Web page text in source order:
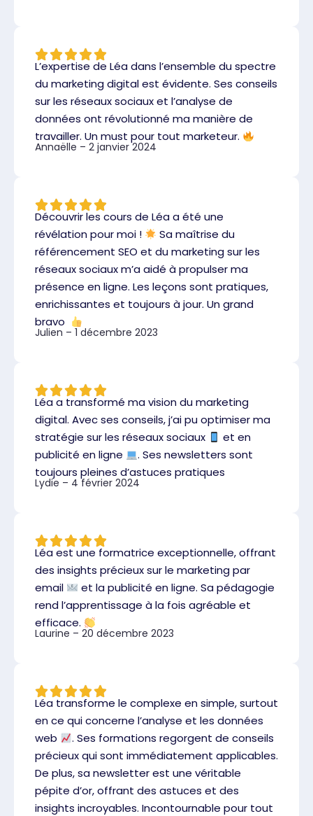
L’expertise de Léa dans l’ensemble du spectre
du marketing digital est évidente. Ses conseils
sur les réseaux sociaux et l’analyse de
données ont révolutionné ma manière de
travailler. Un must pour tout marketeur.
Annaëlle – 2 janvier 2024
Découvrir les cours de Léa a été une
révélation pour moi !
Sa maîtrise du
référencement SEO et du marketing sur les
réseaux sociaux m’a aidé à propulser ma
présence en ligne. Les leçons sont pratiques,
enrichissantes et toujours à jour. Un grand
bravo
Julien – 1 décembre 2023
Léa a transformé ma vision du marketing
digital. Avec ses conseils, j’ai pu optimiser ma
stratégie sur les réseaux sociaux
et en
publicité en ligne
. Ses newsletters sont
toujours pleines d’astuces pratiques
Lydie – 4 février 2024
Léa est une formatrice exceptionnelle, offrant
des insights précieux sur le marketing par
email
et la publicité en ligne. Sa pédagogie
rend l’apprentissage à la fois agréable et
efficace.
Laurine – 20 décembre 2023
Léa transforme le complexe en simple, surtout
en ce qui concerne l’analyse et les données
web
. Ses formations regorgent de conseils
précieux qui sont immédiatement applicables.
De plus, sa newsletter est une véritable
pépite d’or, offrant des astuces et des
insights incroyables. Incontournable pour tout